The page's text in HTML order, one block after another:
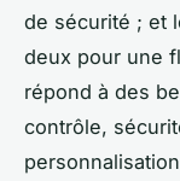
de sécurité ; et
deux pour une
répond à des
contrôle,